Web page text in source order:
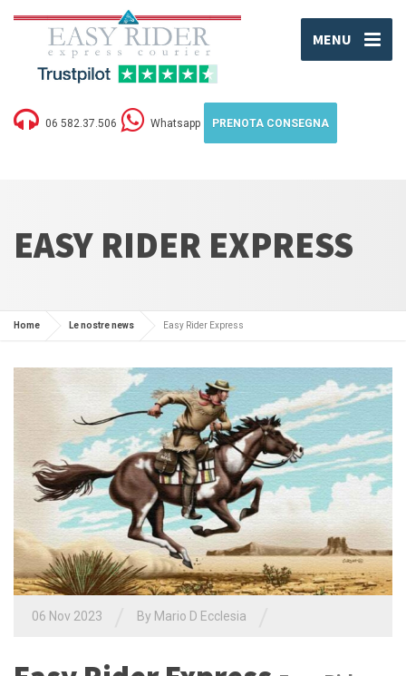
MENU
06 582.37.506 Whatsapp PRENOTA CONSEGNA
EASY RIDER EXPRESS
Home Le nostre news Easy Rider Express
06 Nov 2023 By Mario D Ecclesia